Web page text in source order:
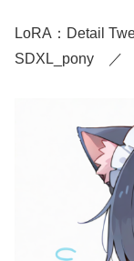
LoRA：Detail
SDXL_pony ／